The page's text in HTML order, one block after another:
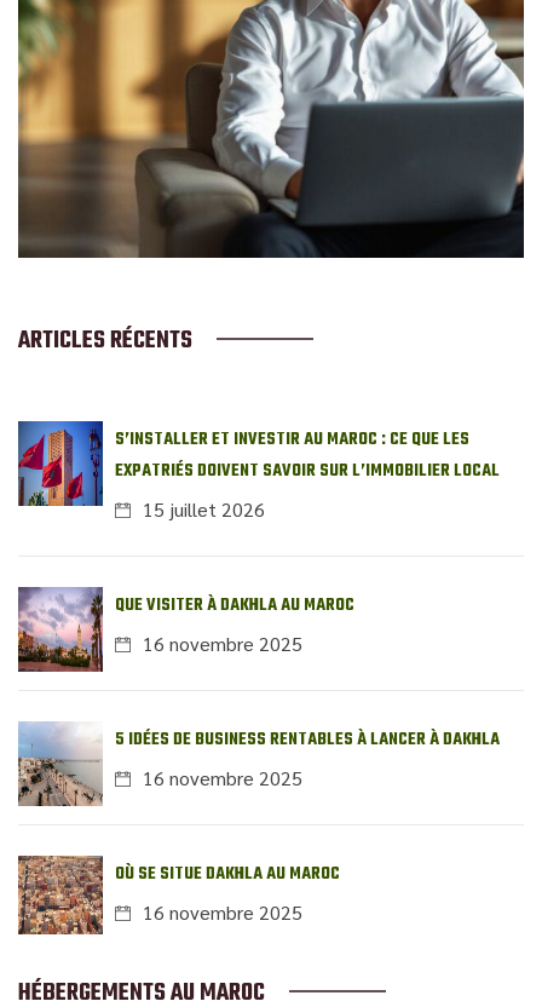
ARTICLES RÉCENTS
S’INSTALLER ET INVESTIR AU MAROC : CE QUE LES
EXPATRIÉS DOIVENT SAVOIR SUR L’IMMOBILIER LOCAL
15 juillet 2026
QUE VISITER À DAKHLA AU MAROC
16 novembre 2025
5 IDÉES DE BUSINESS RENTABLES À LANCER À DAKHLA
16 novembre 2025
OÙ SE SITUE DAKHLA AU MAROC
16 novembre 2025
HÉBERGEMENTS AU MAROC